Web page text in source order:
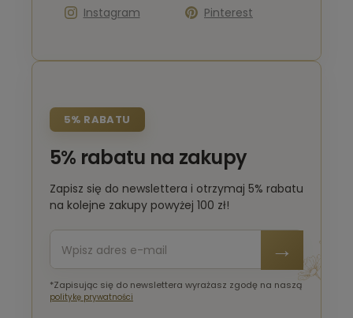
Instagram Pinterest
5% RABATU
5% rabatu na zakupy
Zapisz się do newslettera i otrzymaj 5% rabatu
na kolejne zakupy powyżej 100 zł!
*Zapisując się do newslettera wyrażasz zgodę na naszą
politykę prywatności